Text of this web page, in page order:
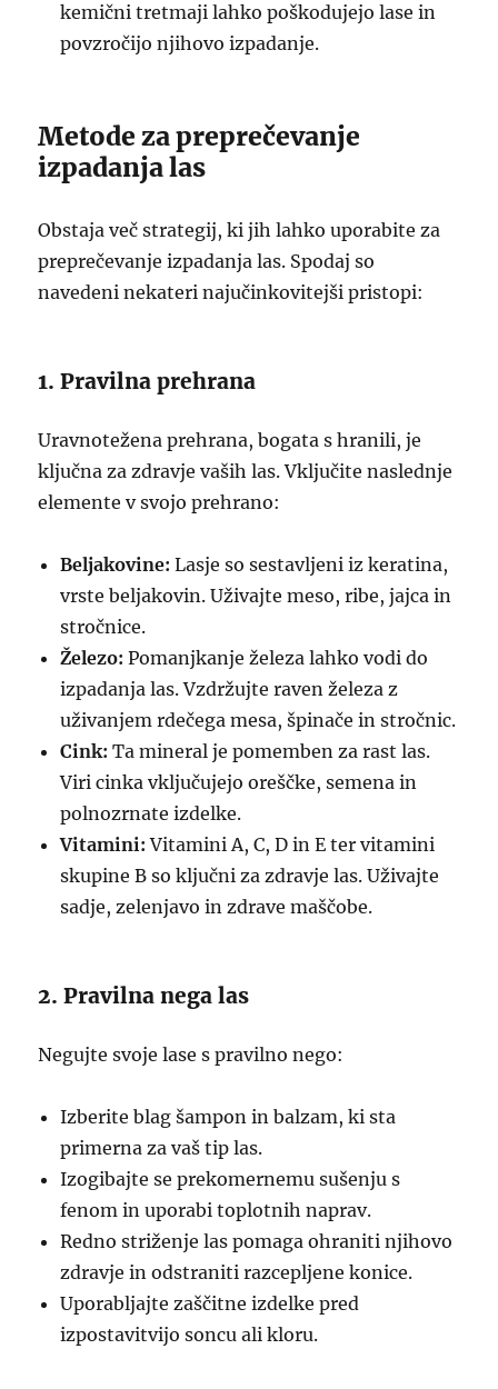
kemični tretmaji lahko poškodujejo lase in
povzročijo njihovo izpadanje.
Metode za preprečevanje
izpadanja las
Obstaja več strategij, ki jih lahko uporabite za
preprečevanje izpadanja las. Spodaj so
navedeni nekateri najučinkovitejši pristopi:
1. Pravilna prehrana
Uravnotežena prehrana, bogata s hranili, je
ključna za zdravje vaših las. Vključite naslednje
elemente v svojo prehrano:
Beljakovine: Lasje so sestavljeni iz keratina,
vrste beljakovin. Uživajte meso, ribe, jajca in
stročnice.
Železo: Pomanjkanje železa lahko vodi do
izpadanja las. Vzdržujte raven železa z
uživanjem rdečega mesa, špinače in stročnic.
Cink: Ta mineral je pomemben za rast las.
Viri cinka vključujejo oreščke, semena in
polnozrnate izdelke.
Vitamini: Vitamini A, C, D in E ter vitamini
skupine B so ključni za zdravje las. Uživajte
sadje, zelenjavo in zdrave maščobe.
2. Pravilna nega las
Negujte svoje lase s pravilno nego:
Izberite blag šampon in balzam, ki sta
primerna za vaš tip las.
Izogibajte se prekomernemu sušenju s
fenom in uporabi toplotnih naprav.
Redno striženje las pomaga ohraniti njihovo
zdravje in odstraniti razcepljene konice.
Uporabljajte zaščitne izdelke pred
izpostavitvijo soncu ali kloru.